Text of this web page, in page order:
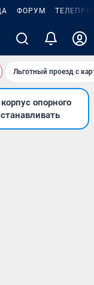
ФОРУМ
Льготный проезд с
опорного